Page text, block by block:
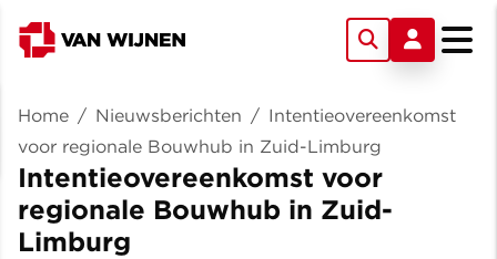
Home / Nieuwsberichten / Intentieovereenkomst
voor regionale Bouwhub in Zuid-Limburg
Intentieovereenkomst voor
regionale Bouwhub in Zuid-
Limburg